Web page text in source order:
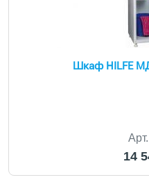
Шкаф HILFE
14